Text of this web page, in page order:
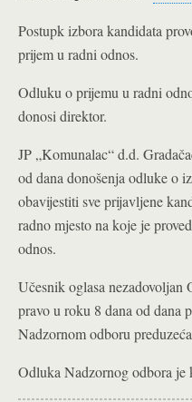
Postupk izbora kandidata
prijem u radni odnos.
Odluku o prijemu u radni
donosi direktor.
JP „Komunalac“ d.d.
od dana donošenja odluke o
obavijestiti sve prijavljene
radno mjesto na koje je
odnos.
Učesnik oglasa
pravo u roku 8 dana od dana
Nadzornom odboru
Odluka Nadzornog odbora je